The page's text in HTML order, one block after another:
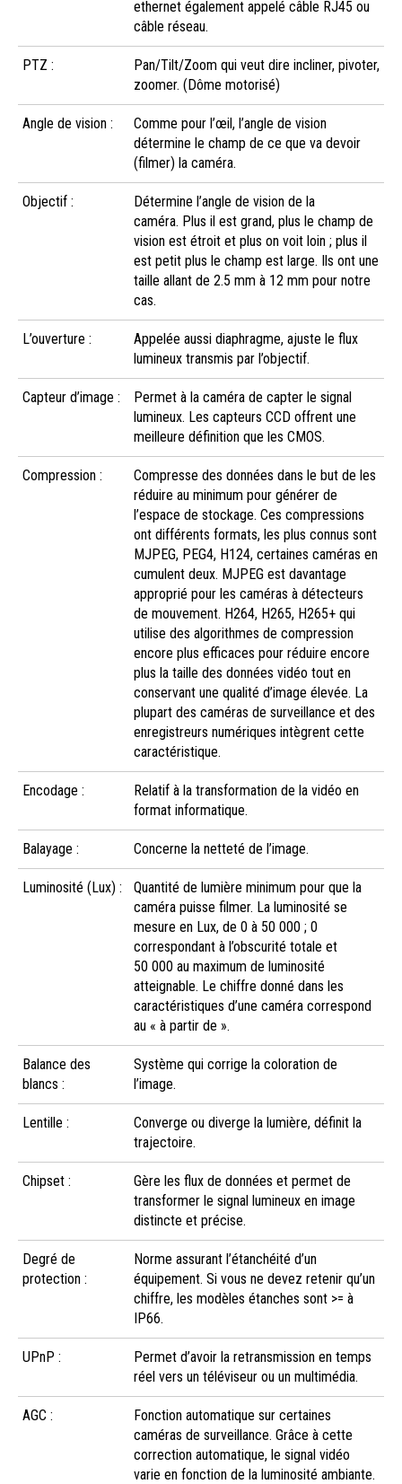
ethernet également appelé câble RJ45 ou
câble réseau.
PTZ :
Pan/Tilt/Zoom qui veut dire incliner, pivoter,
zoomer. (Dôme motorisé)
Angle de vision :
Comme pour l’œil, l’angle de vision
détermine le champ de ce que va devoir
(filmer) la caméra.
Objectif :
Détermine l’angle de vision de la
caméra. Plus il est grand, plus le champ de
vision est étroit et plus on voit loin ; plus il
est petit plus le champ est large. Ils ont une
taille allant de 2.5 mm à 12 mm pour notre
cas.
L’ouverture :
Appelée aussi diaphragme, ajuste le flux
lumineux transmis par l’objectif.
Capteur d’image :
Permet à la caméra de capter le signal
lumineux. Les capteurs CCD offrent une
meilleure définition que les CMOS.
Compression :
Compresse des données dans le but de les
réduire au minimum pour générer de
l’espace de stockage. Ces compressions
ont différents formats, les plus connus sont
MJPEG, PEG4, H124, certaines caméras en
cumulent deux. MJPEG est davantage
approprié pour les caméras à détecteurs
de mouvement. H264, H265, H265+ qui
utilise des algorithmes de compression
encore plus efficaces pour réduire encore
plus la taille des données vidéo tout en
conservant une qualité d’image élevée. La
plupart des caméras de surveillance et des
enregistreurs numériques intègrent cette
caractéristique.
Encodage :
Relatif à la transformation de la vidéo en
format informatique.
Balayage : Concerne la netteté de l’image.
Luminosité (Lux) :
Quantité de lumière minimum pour que la
caméra puisse filmer. La luminosité se
mesure en Lux, de 0 à 50 000 ; 0
correspondant à l’obscurité totale et
50 000 au maximum de luminosité
atteignable. Le chiffre donné dans les
caractéristiques d’une caméra correspond
au « à partir de ».
Balance des
blancs :
Système qui corrige la coloration de
l’image.
Lentille :
Converge ou diverge la lumière, définit la
trajectoire.
Chipset :
Gère les flux de données et permet de
transformer le signal lumineux en image
distincte et précise.
Degré de
protection :
Norme assurant l’étanchéité d’un
équipement. Si vous ne devez retenir qu’un
chiffre, les modèles étanches sont >= à
IP66.
UPnP :
Permet d’avoir la retransmission en temps
réel vers un téléviseur ou un multimédia.
AGC :
Fonction automatique sur certaines
caméras de surveillance. Grâce à cette
correction automatique, le signal vidéo
varie en fonction de la luminosité ambiante.